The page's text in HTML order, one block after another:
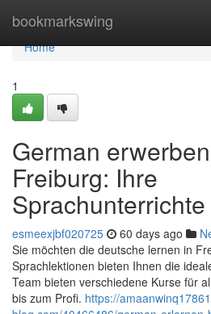
bookmarkswing
Home
Home
1
German
Freiburg: Ihre
Sprachunterrichte
esmeexjbf020725 60 days ago
Sie möchten die deutsche lernen in
Sprachlektionen bieten Ihnen die
Team bieten verschiedene Kurse für
bis zum Profi. https://